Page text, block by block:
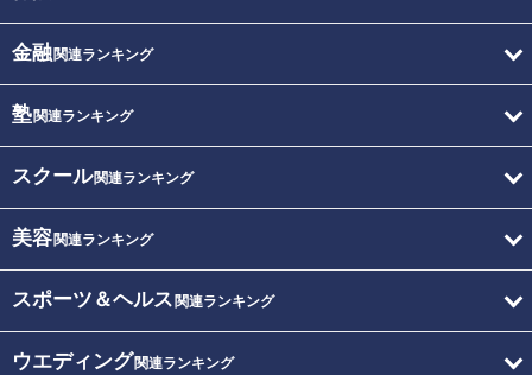
金融関連ランキング
塾関連ランキング
スクール関連ランキング
美容関連ランキング
スポーツ＆ヘルス 関連ランキング
ウエディング関連ランキング